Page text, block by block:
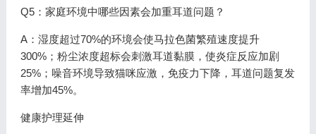
Q5：家庭环境中哪些因素会加重耳道问题？
A：湿度超过70%的环境会使马拉色菌繁殖速度提升
300%；粉尘浓度超标会刺激耳道黏膜，使炎症反应加剧
25%；噪音环境导致猫咪应激，免疫力下降，耳道问题复发
率增加45%。
健康护理延伸